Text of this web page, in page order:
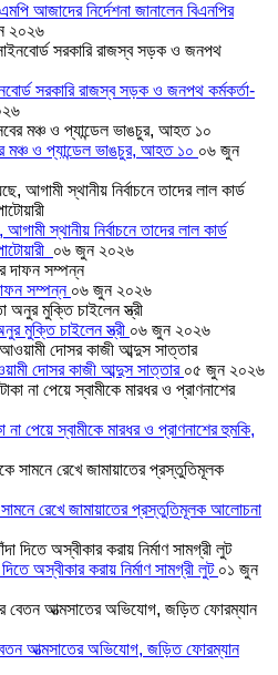
আজাদের নির্দেশনা জানালেন বিএনপির
২০২৬
সরকারি রাজস্ব সড়ক ও জনপথ কর্মকর্তা-
মঞ্চ ও প্যান্ডেল ভাঙচুর, আহত ১০ ০৬ জুন
স্থানীয় নির্বাচনে তাদের লাল কার্ড
০৬ জুন ২০২৬
সম্পন্ন ০৬ জুন ২০২৬
মুক্তি চাইলেন স্ত্রী ০৬ জুন ২০২৬
দোসর কাজী আব্দুস সাত্তার ০৫ জুন ২০২৬
না পেয়ে স্বামীকে মারধর ও প্রাণনাশের হুমকি,
সামনে রেখে জামায়াতের প্রস্তুতিমূলক আলোচনা
অস্বীকার করায় নির্মাণ সামগ্রী লুট ০১ জুন
বেতন আত্মসাতের অভিযোগ, জড়িত ফোরম্যান